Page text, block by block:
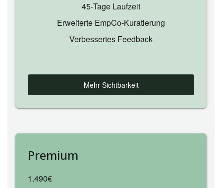
45‑Tage Laufzeit
Erweiterte EmpCo‑Kuratierung
Verbessertes Feedback
Mehr Sichtbarkeit
Premium
1.490€